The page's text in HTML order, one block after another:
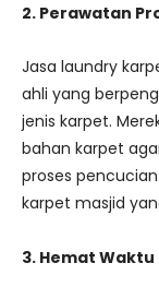
2. Perawatan
Jasa laundry
ahli yang
jenis karpet.
bahan karpet
proses
karpet masjid
3. Hemat